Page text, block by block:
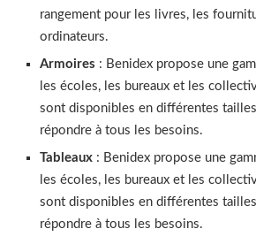
rangement pour les livres, les
ordinateurs.
Armoires : Benidex propose une
les écoles, les bureaux et les
sont disponibles en différentes
répondre à tous les besoins.
Tableaux : Benidex propose une
les écoles, les bureaux et les
sont disponibles en différentes
répondre à tous les besoins.